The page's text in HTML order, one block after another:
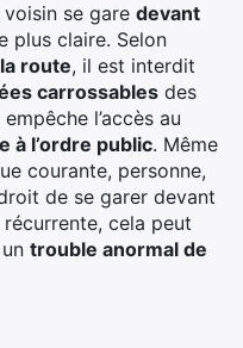
se gare devant
plus claire. Selon
route, il est interdit
carrossables des
l’accès au
à l’ordre public. Même
courante, personne,
de se garer devant
cela peut
trouble anormal de